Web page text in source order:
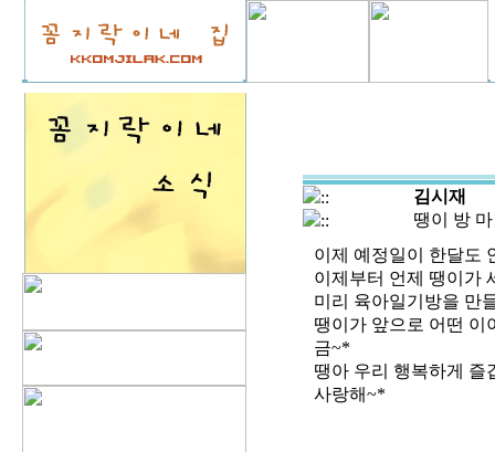
::
김시재
::
땡이 방
이제 예정일이 한달도
이제부터 언제 땡이가
미리 육아일기방을 만
땡이가 앞으로 어떤 이
금~*
땡아 우리 행복하게 즐
사랑해~*